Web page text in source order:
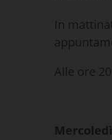
In
Alle ore